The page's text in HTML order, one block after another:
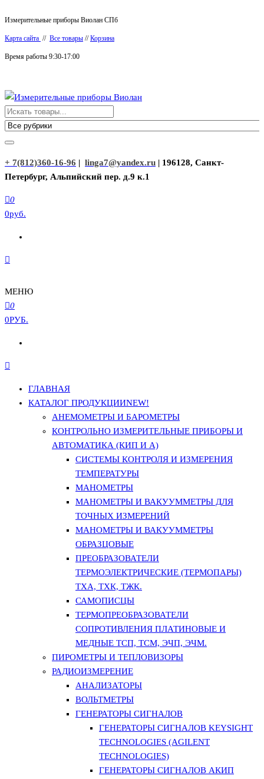
к
содержимому
Измерительные приборы Виолан СПб
Карта сайта // Все товары //Корзина
Время работы 9:30-17:00
Измерительные приборы Виолан
+ 7(812)360-16-96 | linga7@yandex.ru | 196128, Санкт-
Петербург, Альпийский пер. д.9 к.1
0
0руб.
МЕНЮ
0
0РУБ.
ГЛАВНАЯ
КАТАЛОГ ПРОДУКЦИИNEW!
АНЕМОМЕТРЫ И БАРОМЕТРЫ
КОНТРОЛЬНО ИЗМЕРИТЕЛЬНЫЕ ПРИБОРЫ И
АВТОМАТИКА (КИП И А)
СИСТЕМЫ КОНТРОЛЯ И ИЗМЕРЕНИЯ
ТЕМПЕРАТУРЫ
МАНОМЕТРЫ
МАНОМЕТРЫ И ВАКУУММЕТРЫ ДЛЯ
ТОЧНЫХ ИЗМЕРЕНИЙ
МАНОМЕТРЫ И ВАКУУММЕТРЫ
ОБРАЗЦОВЫЕ
ПРЕОБРАЗОВАТЕЛИ
ТЕРМОЭЛЕКТРИЧЕСКИЕ (ТЕРМОПАРЫ)
ТХА, ТХК, ТЖК.
САМОПИСЦЫ
ТЕРМОПРЕОБРАЗОВАТЕЛИ
СОПРОТИВЛЕНИЯ ПЛАТИНОВЫЕ И
МЕДНЫЕ ТСП, ТСМ, ЭЧП, ЭЧМ.
ПИРОМЕТРЫ И ТЕПЛОВИЗОРЫ
РАДИОИЗМЕРЕНИЕ
АНАЛИЗАТОРЫ
ВОЛЬТМЕТРЫ
ГЕНЕРАТОРЫ СИГНАЛОВ
ГЕНЕРАТОРЫ СИГНАЛОВ KEYSIGHT
TECHNOLOGIES (AGILENT
TECHNOLOGIES)
ГЕНЕРАТОРЫ СИГНАЛОВ АКИП